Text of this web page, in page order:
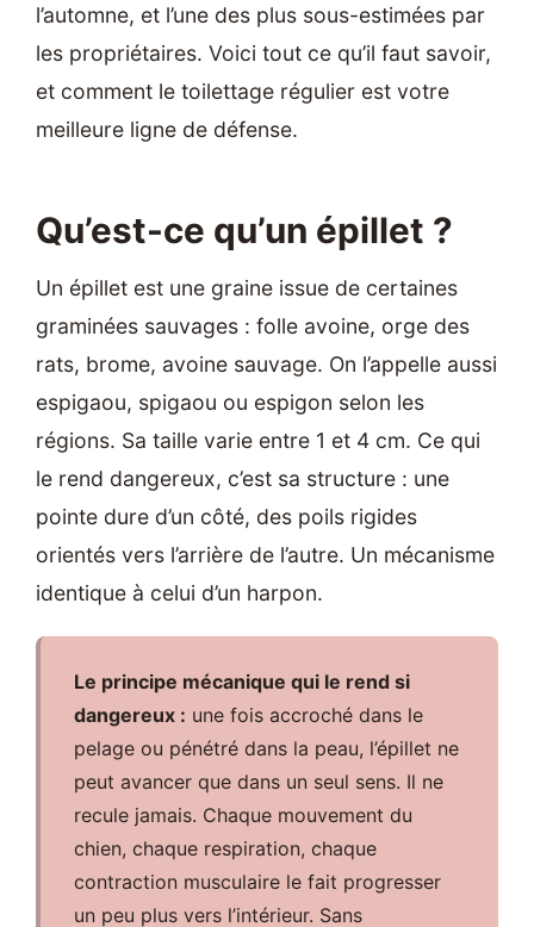
l’automne, et l’une des plus sous-estimées par
les propriétaires. Voici tout ce qu’il faut savoir,
et comment le toilettage régulier est votre
meilleure ligne de défense.
Qu’est-ce qu’un épillet ?
Un épillet est une graine issue de certaines
graminées sauvages : folle avoine, orge des
rats, brome, avoine sauvage. On l’appelle aussi
espigaou, spigaou ou espigon selon les
régions. Sa taille varie entre 1 et 4 cm. Ce qui
le rend dangereux, c’est sa structure : une
pointe dure d’un côté, des poils rigides
orientés vers l’arrière de l’autre. Un mécanisme
identique à celui d’un harpon.
Le principe mécanique qui le rend si
dangereux : une fois accroché dans le
pelage ou pénétré dans la peau, l’épillet ne
peut avancer que dans un seul sens. Il ne
recule jamais. Chaque mouvement du
chien, chaque respiration, chaque
contraction musculaire le fait progresser
un peu plus vers l’intérieur. Sans